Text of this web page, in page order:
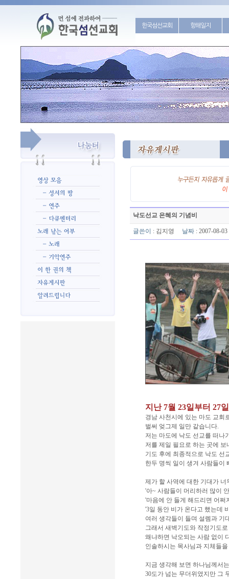
한국섬선교회 항해일지
낙도선교 은혜의 기념비
글쓴이 : 김지영 날짜 : 2007-08-
지난 7월 23일부터 27
경남 사천시에 있는 마도 교회
벌써 엊그제 일만 같습니다.
저는 마도에 낙도 선교를 떠나
저를 제일 필요로 하는 곳에
기도 후에 최종적으로 낙도 선
한두 명씩 일이 생겨 사람들이
제가 할 사역에 대한 기대가 너
'아~ 사람들이 머리하러 많이
'마음에 안 들게 해드리면 어쩌
'3일 동안 비가 온다고 했는데
여러 생각들이 들며 설렘과 기
그래서 새벽기도와 작정기도
왜냐하면 낙오되는 사람 없이
인솔하시는 목사님과 지체들
지금 생각해 보면 하나님께서
30도가 넘는 무더위였지만 그